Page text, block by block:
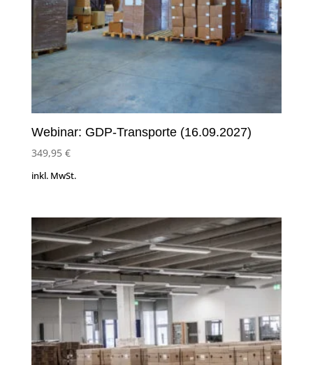
Webinar: GDP-Transporte (16.09.2027)
349,95 €
inkl. MwSt.